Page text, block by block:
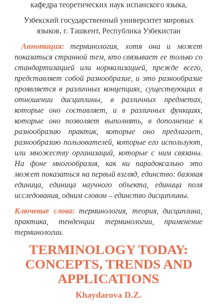
кафедра теоретических наук испанского языка,
Узбекский государственный университет мировых
языков, г. Ташкент, Республика Узбекистан
Аннотация:
терминология, хотя она и может
показаться странной тем, кто связывает ее только со
стандартизацией или нормализацией, прежде всего,
представляет собой разнообразие, и это разнообразие
проявляется в различных концепциях, существующих в
отношении дисциплины, в различных предметах,
которые оно составляет, и в различных функциях,
которые оно позволяет выполнять, в дополнение к
разнообразию практик, которые оно предлагает,
разнообразию пользователей, которые его используют,
или множеству организаций, которые с ним связаны.
На фоне многообразия, как ни парадоксально это
может показаться на первый взгляд, единство: базовая
единица, единица научного объекта, единица поля
исследования, одним словом – единство дисциплины.
Ключевые слова:терминология, теория, дисциплина,
практика, тенденции терминологии, применение
терминологии.
TERMINOLOGY TODAY:
CONCEPTS, TRENDS AND
APPLICATIONS
Khaydarova D.Z.